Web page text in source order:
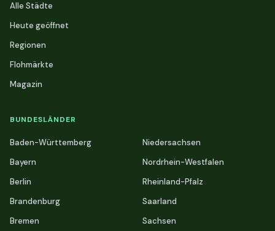
Alle Städte
Heute geöffnet
Regionen
Flohmärkte
Magazin
BUNDESLÄNDER
Baden-Württemberg
Bayern
Berlin
Brandenburg
Bremen
Niedersachsen
Nordrhein-Westfalen
Rheinland-Pfalz
Saarland
Sachsen